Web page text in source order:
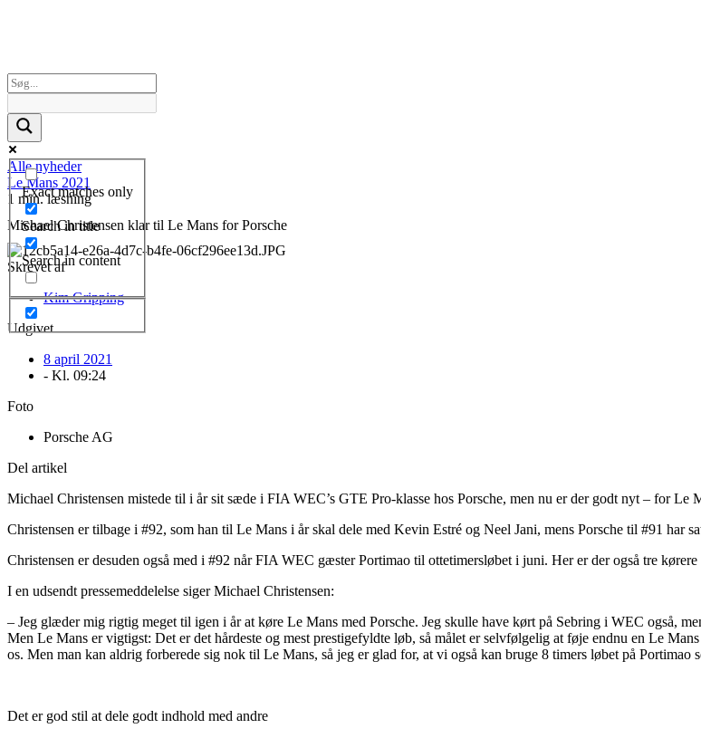
Exact matches only
Search in title
Search in content
Alle nyheder
Le Mans 2021
1 min. læsning
Michael Christensen klar til Le Mans for Porsche
Skrevet af
Kim Gripping
Udgivet
8 april 2021
- Kl. 09:24
Foto
Porsche AG
Del artikel
Michael Christensen mistede til i år sit sæde i FIA WEC’s GTE Pro-klasse hos Porsche, men nu er der godt nyt – for Le
Christensen er tilbage i #92, som han til Le Mans i år skal dele med Kevin Estré og Neel Jani, mens Porsche til #91
Christensen er desuden også med i #92 når FIA WEC gæster Portimao til ottetimersløbet i juni. Her er der også tre
I en udsendt pressemeddelelse siger Michael Christensen:
– Jeg glæder mig rigtig meget til igen i år at køre Le Mans med Porsche. Jeg skulle have kørt på Sebring i WEC også,
Men Le Mans er vigtigst: Det er det hårdeste og mest prestigefyldte løb, så målet er selvfølgelig at føje endnu en Le
os. Men man kan aldrig forberede sig nok til Le Mans, så jeg er glad for, at vi også kan bruge 8 timers løbet på Portimao
Det er god stil at dele godt indhold med andre